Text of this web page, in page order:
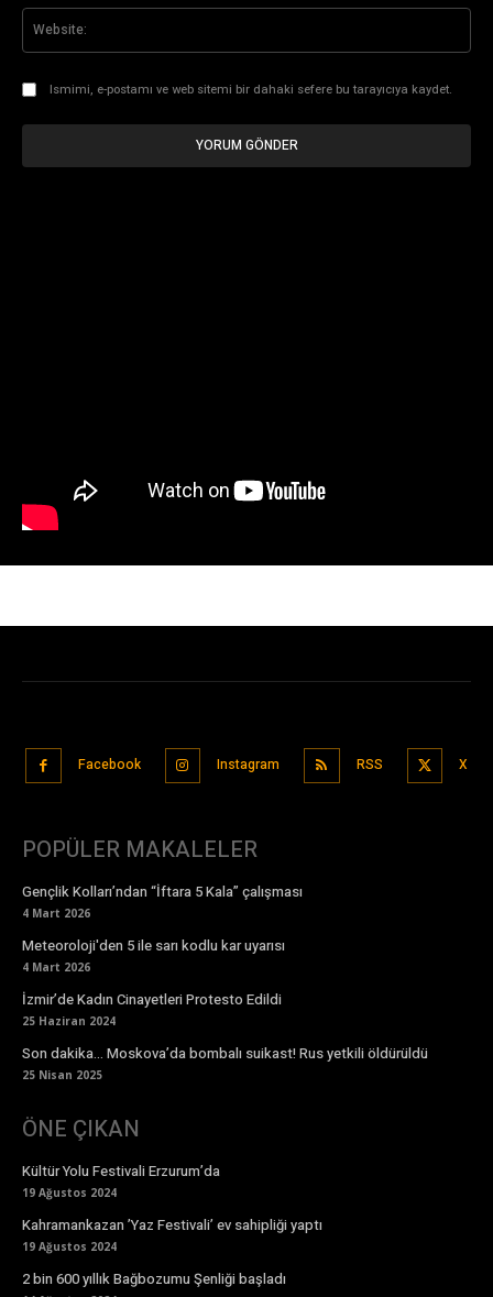
Facebook Instagram RSS X
POPÜLER MAKALELER
Gençlik Kolları’ndan “İftara 5 Kala” çalışması
4 Mart 2026
Meteoroloji'den 5 ile sarı kodlu kar uyarısı
4 Mart 2026
İzmir’de Kadın Cinayetleri Protesto Edildi
25 Haziran 2024
Son dakika… Moskova’da bombalı suikast! Rus yetkili öldürüldü
25 Nisan 2025
ÖNE ÇIKAN
Kültür Yolu Festivali Erzurum’da
19 Ağustos 2024
Kahramankazan ’Yaz Festivali’ ev sahipliği yaptı
19 Ağustos 2024
2 bin 600 yıllık Bağbozumu Şenliği başladı